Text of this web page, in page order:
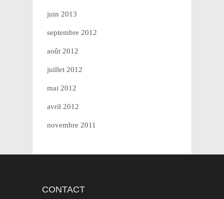
juin 2013
septembre 2012
août 2012
juillet 2012
mai 2012
avril 2012
novembre 2011
CONTACT